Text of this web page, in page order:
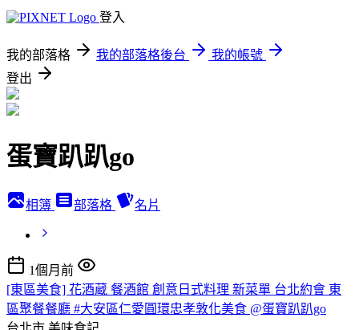
登入
我的部落格 我的部落格後台
我的帳號
登出
蛋寶趴趴go
相簿 部落格 名片
1個月前
[東區美食] 花酒蔵 餐酒館 創意日式料理 新菜單 台北約會 東
區聚餐餐廳 #大安區仁愛圓環忠孝敦化美食 @蛋寶趴趴go